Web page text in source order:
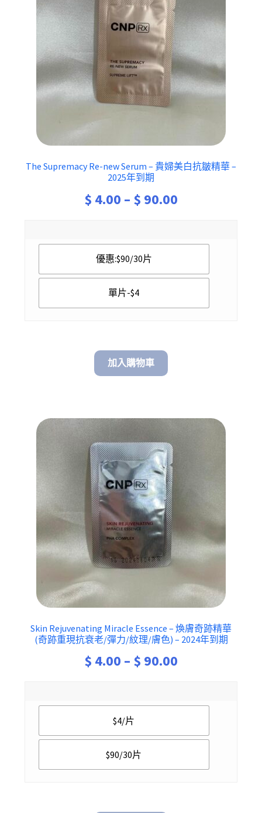
The Supremacy Re-new Serum – 貴婦美白抗皺精華 –
2025年到期
$ 4.00 – $ 90.00
$ 4.00
優惠:$90/30片
單片-$4
加入購物車
Skin Rejuvenating Miracle Essence – 煥膚奇跡精華
(奇跡重現抗衰老/彈力/紋理/膚色) – 2024年到期
$ 4.00 – $ 90.00
$ 4.00
$4/片
$90/30片